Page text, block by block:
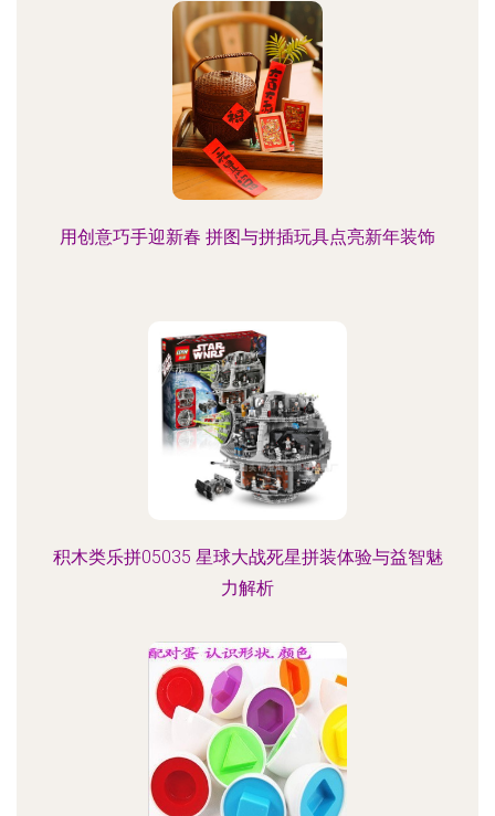
用创意巧手迎新春 拼图与拼插玩具点亮新年装饰
积木类乐拼05035 星球大战死星拼装体验与益智魅
力解析